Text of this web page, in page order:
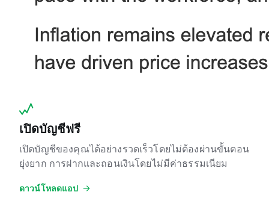
เปิดบัญชีฟรี
เปิดบัญชีของคุณได้อย่างรวดเร็วโดยไม่ต้องผ่านขั้นตอน
ยุ่งยาก การฝากและถอนเงินโดยไม่มีค่าธรรมเนียม
ดาวน์โหลดแอป